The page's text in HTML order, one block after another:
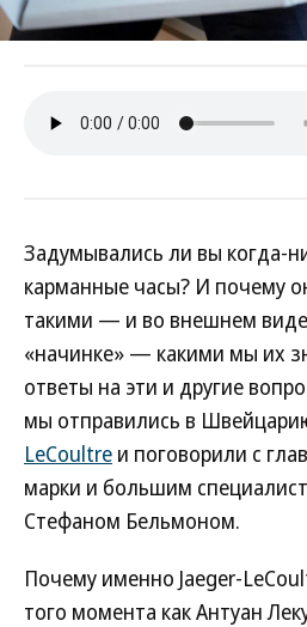
Задумывались ли вы когда-
карманные часы? И почему
такими — и во внешнем
«начинке» — какими мы их
ответы на эти и другие
мы отправились в
LeCoultre и поговорили с
марки и большим
Стефаном Бельмоном.
Почему именно Jaeger-
того момента как Антуан